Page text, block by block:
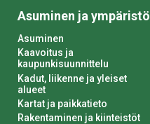
Asuminen ja ympäristö
Asuminen
Kaavoitus ja
kaupunkisuunnittelu
Kadut, liikenne ja yleiset
alueet
Kartat ja paikkatieto
Rakentaminen ja kiinteistöt